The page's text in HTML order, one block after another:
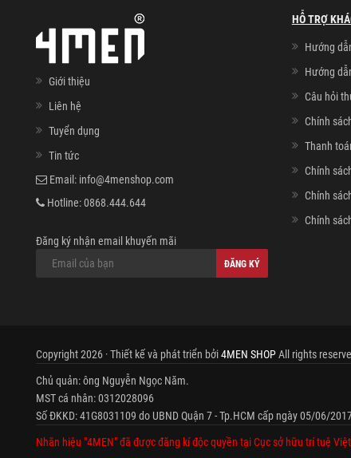
Giới thiệu
Liên hệ
Tuyển dụng
Tin tức
Email: info@4menshop.com
Hotline:0868.444.644
Đăng ký nhận email khuyến mãi
ĐĂNG KÝ
HỖ TRỢ
Hướng
Hướng
Câu hỏi
Chính
Thanh
Chính
Chính
Chính
Copyright 2026 · Thiết kế và phát triển bởi4MEN SHOPAll rights
Chủ quản: ông Nguyễn Ngọc Năm.
MST cá nhân: 0312028096
Số ĐKKD: 41G8031109 do UBND Quận 7 - Tp.HCM cấp ngày 05/06/
Nhãn hiệu "4MEN" đã được đăng kí độc quyền tại Cục sở hữu trí tuệ